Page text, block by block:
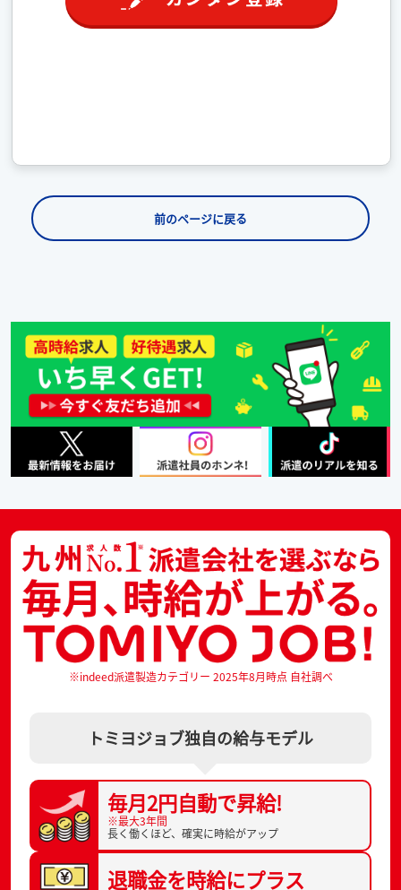
前のページに戻る
※indeed派遣製造カテゴリー 2025年8月時点 自社調べ
トミヨジョブ独自の給与モデル
毎月2円自動で昇給!
※最大3年間
長く働くほど、 確実に時給がアップ
退職金を時給にプラス